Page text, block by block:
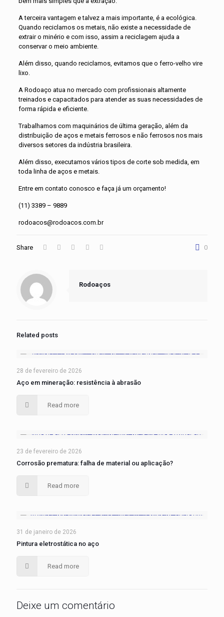
A terceira vantagem e talvez a mais importante, é a ecológica.
Quando reciclamos os metais, não existe a necessidade de
extrair o minério e com isso, assim a reciclagem ajuda a
conservar o meio ambiente.
Além disso, quando reciclamos, evitamos que o ferro-velho vire
lixo.
A Rodoaço atua no mercado com profissionais altamente
treinados e capacitados para atender as suas necessidades de
forma rápida e eficiente.
Trabalhamos com maquinários de última geração, além da
distribuição de aços e metais ferrosos e não ferrosos nos mais
diversos setores da indústria brasileira.
Além disso, executamos vários tipos de corte sob medida, em
toda linha de aços e metais.
Entre em contato conosco e faça já um orçamento!
(11) 3389 – 9889
rodoacos@rodoacos.com.br
Share 0
Rodoaços
Related posts
28 de fevereiro de 2026
Aço em mineração: resistência à abrasão
Read more
23 de fevereiro de 2026
Corrosão prematura: falha de material ou aplicação?
Read more
31 de janeiro de 2026
Pintura eletrostática no aço
Read more
Deixe um comentário